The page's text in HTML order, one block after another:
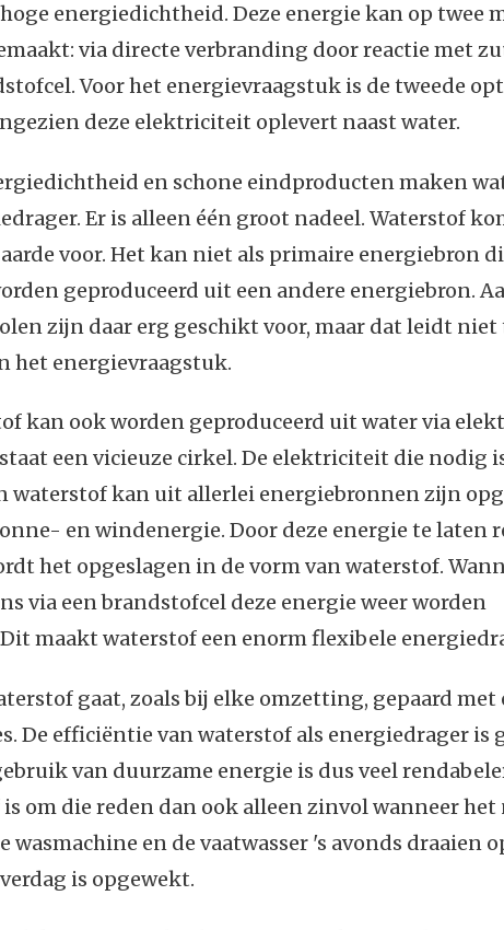
energiedichtheid. Deze energie kan op twee
via directe verbranding door reactie met
Voor het energievraagstuk is de tweede
deze elektriciteit oplevert naast water.
en schone eindproducten maken
Er is alleen één groot nadeel. Waterstof
voor. Het kan niet als primaire energiebron
geproduceerd uit een andere energiebron.
zijn daar erg geschikt voor, maar dat leidt niet
het energievraagstuk.
kan ook worden geproduceerd uit water via
een vicieuze cirkel. De elektriciteit die nodig
waterstof kan uit allerlei energiebronnen zijn
en windenergie. Door deze energie te laten
het opgeslagen in de vorm van waterstof.
via een brandstofcel deze energie weer worden
maakt waterstof een enorm flexibele
gaat, zoals bij elke omzetting, gepaard met
De efficiëntie van waterstof als energiedrager is
van duurzame energie is dus veel
om die reden dan ook alleen zinvol wanneer het
wasmachine en de vaatwasser 's avonds draaien
is opgewekt.